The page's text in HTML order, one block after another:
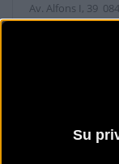
Su
Av. Alfons I, 39
Contactar con
Web y RRSS de